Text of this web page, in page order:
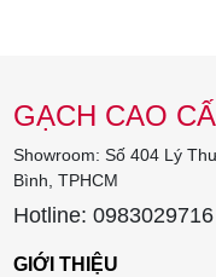
GẠCH CAO
Showroom: Số 404 Lý
Bình, TPHCM
Hotline:
GIỚI THIỆU